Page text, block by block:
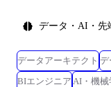
データ・AI・先
データアーキテクト デ
BIエンジニア AI・機